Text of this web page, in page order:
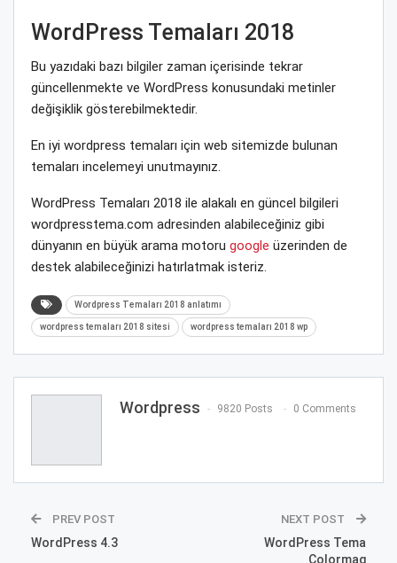
WordPress Temaları 2018
Bu yazıdaki bazı bilgiler zaman içerisinde tekrar
güncellenmekte ve WordPress konusundaki metinler
değişiklik gösterebilmektedir.
En iyi wordpress temaları için web sitemizde bulunan
temaları incelemeyi unutmayınız.
WordPress Temaları 2018 ile alakalı en güncel bilgileri
wordpresstema.com adresinden alabileceğiniz gibi
dünyanın en büyük arama motoru google üzerinden de
destek alabileceğinizi hatırlatmak isteriz.
Wordpress Temaları 2018 anlatımı
wordpress temaları 2018 sitesi wordpress temaları 2018 wp
Wordpress 9820 Posts 0 Comments
PREV POST
WordPress 4.3
NEXT POST
WordPress Tema
Colormag